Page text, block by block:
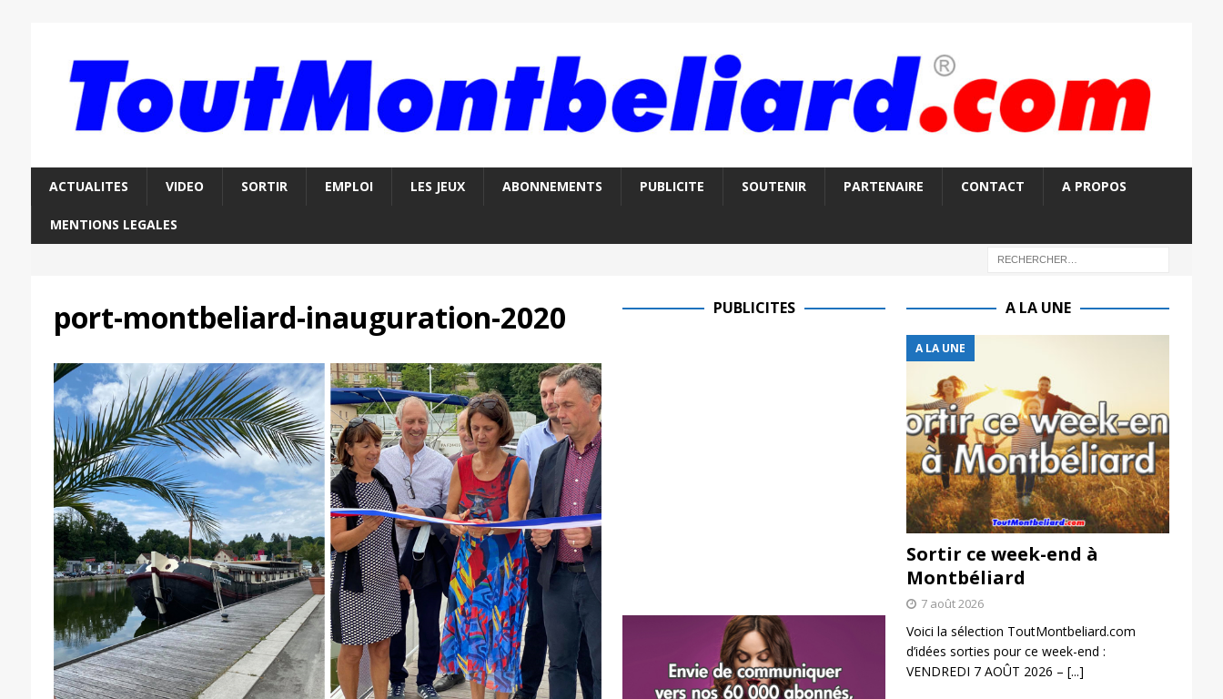
ACTUALITES VIDEO SORTIR EMPLOI LES JEUX ABONNEMENTS PUBLICITE SOUTENIR PARTENAIRE CONTACT A PROPOS
MENTIONS LEGALES
port-montbeliard-inauguration-2020 PUBLICITES A LA UNE
A LA UNE
Sortir ce week-end à
Montbéliard
7 août 2026
Voici la sélection ToutMontbeliard.com
d’idées sorties pour ce week-end :
VENDREDI 7 AOÛT 2026 – [...]